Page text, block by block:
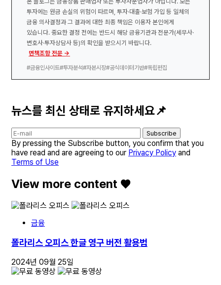
투자에는 원금 손실의 위험이 따르며, 투자·대출·보험 가입 등 일체의
금융 의사결정과 그 결과에 대한 최종 책임은 이용자 본인에게
있습니다. 중요한 결정 전에는 반드시 해당 금융기관과 전문가(세무사·
변호사·투자상담사 등)의 확인을 받으시기 바랍니다.
면책조항 전문 →
#금융인사이트#투자분석#자본시장#공식데이터기반#독립편집
뉴스를 최신 상태로 유지하세요📌
Subscribe
By pressing the Subscribe button, you confirm that you
have read and are agreeing to our Privacy Policy and
Terms of Use
View more content ♥️
금융
폴라리스 오피스 한글 영구 버전 활용법
2024년 09월 25일